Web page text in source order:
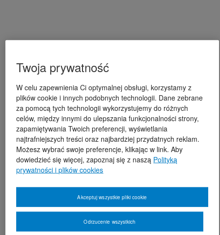
Twoja prywatność
W celu zapewnienia Ci optymalnej obsługi, korzystamy z
plików cookie i innych podobnych technologii. Dane zebrane
za pomocą tych technologii wykorzystujemy do różnych
celów, między innymi do ulepszania funkcjonalności strony,
zapamiętywania Twoich preferencji, wyświetlania
najtrafniejszych treści oraz najbardziej przydatnych reklam.
Możesz wybrać swoje preferencje, klikając w link. Aby
dowiedzieć się więcej, zapoznaj się z naszą Polityką
prywatności i plików cookies
Odrzucenie wszystkich
Akceptuj wszystkie pliki cookie